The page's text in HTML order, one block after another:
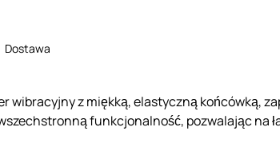
Dostawa
wibracyjny z miękką, elastyczną końcówką,
funkcjonalność, pozwalając na